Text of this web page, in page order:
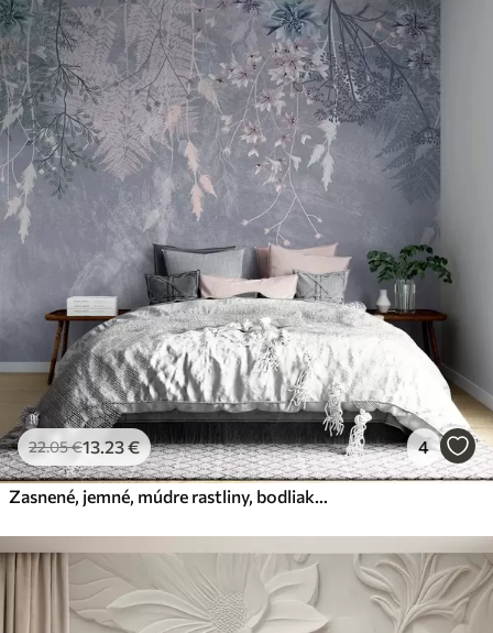
22.05€13.23€ 4
Zasnené, jemné, múdre rastliny, bodliaky a kvety v modrých pastelových farbách na hmlistom, textúrovanom pozadí